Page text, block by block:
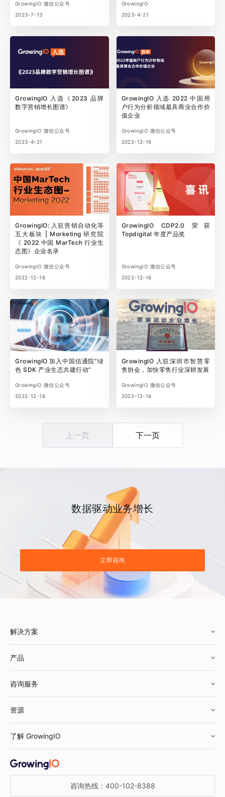
GrowingIO 微信公众号
2023-7-13
GrowingIO
2023-4-21
GrowingIO 入选《2023 品牌
数字营销增长图谱》
GrowingIO 微信公众号
2023-4-21
GrowingIO 入选 2022 中国用
户行为分析领域最具商业合作价
值企业
GrowingIO 微信公众号
2022-12-16
GrowingIO: 入驻营销自动化等
五大板块 | Morketing 研究院
《 2022 中国 MarTech 行业生
态图》企业名录
GrowingIO 微信公众号
2022-12-16
GrowingIO CDP2.0 荣获
Topdigital 年度产品奖
GrowingIO 微信公众号
2022-12-16
GrowingIO 加入中国信通院“绿
色 SDK 产业生态共建行动”
GrowingIO 微信公众号
2022-12-16
GrowingIO 入驻深圳市智慧零
售协会，加快零售行业深耕发展
GrowingIO 微信公众号
2022-12-16
上一页 下一页
数据驱动业务增长
立即咨询
解决方案
鞋服行业
汽车行业
金融行业
产品
智能运营
获客分析
咨询服务
资源
增长公开课
增长博客
了解 GrowingIO
关于 GrowingIO
增长大会
咨询热线： 400-102-8388